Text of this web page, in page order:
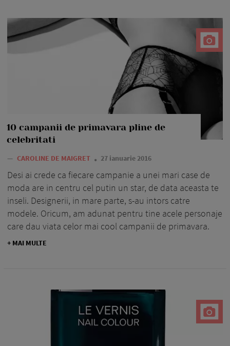
10 campanii de primavara pline de
celebritati
— CAROLINE DE MAIGRET 27 ianuarie 2016
Desi ai crede ca fiecare campanie a unei mari case de
moda are in centru cel putin un star, de data aceasta te
inseli. Designerii, in mare parte, s-au intors catre
modele. Oricum, am adunat pentru tine acele personaje
care dau viata celor mai cool campanii de primavara.
+ MAI MULTE